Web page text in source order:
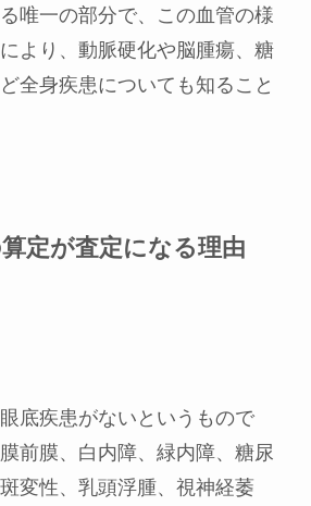
唯一の部分で、この血管の様
より、動脈硬化や脳腫瘍、糖
全身疾患についても知ること
定が査定になる理由
底疾患がないというもので
前膜、白内障、緑内障、糖尿
変性、乳頭浮腫、視神経萎